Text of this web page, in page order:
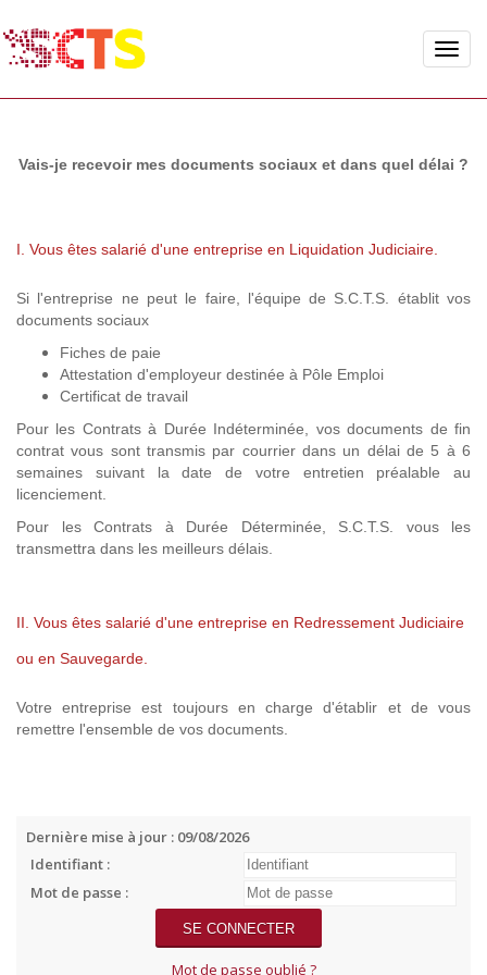
Toggle
Vais-je recevoir mes documents sociaux et dans quel délai ?
I. Vous êtes salarié d'une entreprise en Liquidation Judiciaire.
Si l'entreprise ne peut le faire, l'équipe de S.C.T.S. établit vos
documents sociaux
Fiches de paie
Attestation d'employeur destinée à Pôle Emploi
Certificat de travail
Pour les Contrats à Durée Indéterminée, vos documents de fin
contrat vous sont transmis par courrier dans un délai de 5 à 6
semaines suivant la date de votre entretien préalable au
licenciement.
Pour les Contrats à Durée Déterminée, S.C.T.S. vous les
transmettra dans les meilleurs délais.
II. Vous êtes salarié d'une entreprise en Redressement Judiciaire
ou en Sauvegarde.
Votre entreprise est toujours en charge d'établir et de vous
remettre l'ensemble de vos documents.
Dernière mise à jour : 09/08/2026
Identifiant :
Mot de passe :
Mot de passe oublié ?